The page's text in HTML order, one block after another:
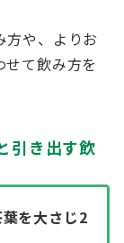
方や、よりお
て飲み方を
引き出す飲
を大さじ2